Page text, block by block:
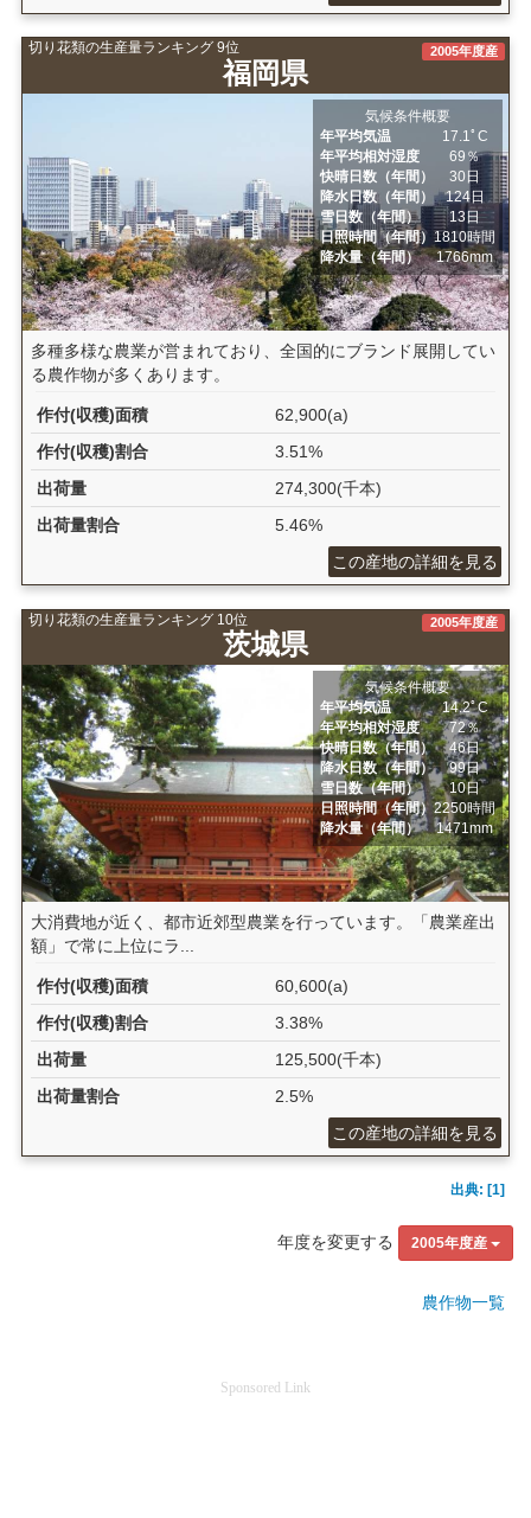
切り花類の生産量ランキング 9位
福岡県
2005年度産
気候条件概要
年平均気温
17.1ﾟC
年平均相対湿度
69％
快晴日数（年間）
30日
降水日数（年間）
124日
雪日数（年間）
13日
日照時間（年間）1810時間
降水量（年間）
1766mm
多種多様な農業が営まれており、全国的にブランド展開してい
る農作物が多くあります。
作付(収穫)面積
62,900(a)
作付(収穫)割合
3.51%
出荷量
274,300(千本)
出荷量割合
5.46%
この産地の詳細を見る
切り花類の生産量ランキング 10位
茨城県
2005年度産
気候条件概要
年平均気温
14.2ﾟC
年平均相対湿度
72％
快晴日数（年間）
46日
降水日数（年間）
99日
雪日数（年間）
10日
日照時間（年間）2250時間
降水量（年間）
1471mm
大消費地が近く、都市近郊型農業を行っています。「農業産出
額」で常に上位にラ...
作付(収穫)面積
60,600(a)
作付(収穫)割合
3.38%
出荷量
125,500(千本)
出荷量割合
2.5%
この産地の詳細を見る
出典: [1]
年度を変更する 2005年度産
農作物一覧
Sponsored Link